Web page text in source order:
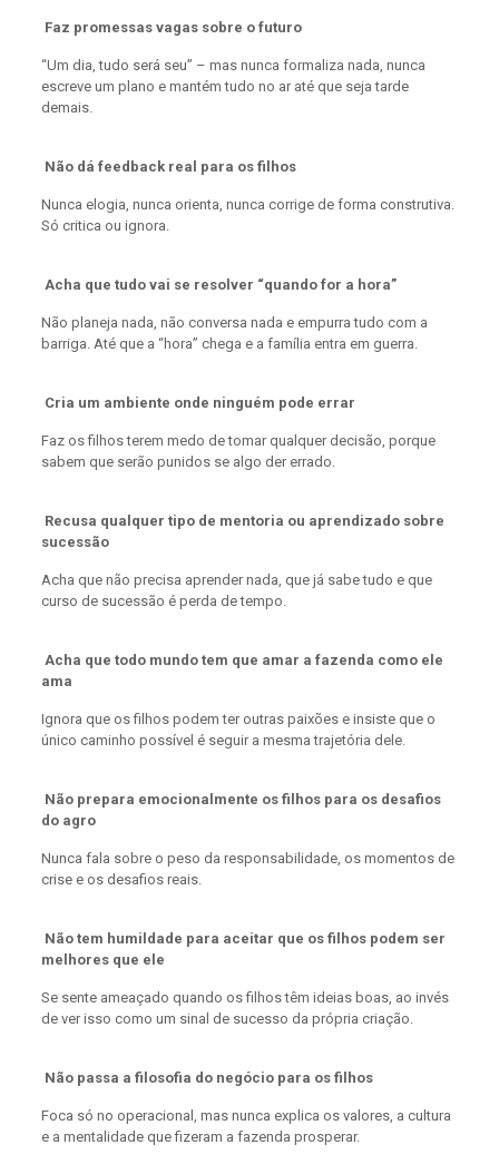
Faz promessas vagas sobre o futuro
“Um dia, tudo será seu” – mas nunca formaliza nada, nunca
escreve um plano e mantém tudo no ar até que seja tarde
demais.
Não dá feedback real para os filhos
Nunca elogia, nunca orienta, nunca corrige de forma construtiva.
Só critica ou ignora.
Acha que tudo vai se resolver “quando for a hora”
Não planeja nada, não conversa nada e empurra tudo com a
barriga. Até que a “hora” chega e a família entra em guerra.
Cria um ambiente onde ninguém pode errar
Faz os filhos terem medo de tomar qualquer decisão, porque
sabem que serão punidos se algo der errado.
Recusa qualquer tipo de mentoria ou aprendizado sobre
sucessão
Acha que não precisa aprender nada, que já sabe tudo e que
curso de sucessão é perda de tempo.
Acha que todo mundo tem que amar a fazenda como ele
ama
Ignora que os filhos podem ter outras paixões e insiste que o
único caminho possível é seguir a mesma trajetória dele.
Não prepara emocionalmente os filhos para os desafios
do agro
Nunca fala sobre o peso da responsabilidade, os momentos de
crise e os desafios reais.
Não tem humildade para aceitar que os filhos podem ser
melhores que ele
Se sente ameaçado quando os filhos têm ideias boas, ao invés
de ver isso como um sinal de sucesso da própria criação.
Não passa a filosofia do negócio para os filhos
Foca só no operacional, mas nunca explica os valores, a cultura
e a mentalidade que fizeram a fazenda prosperar.